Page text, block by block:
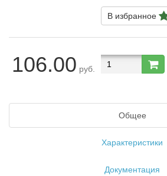
В избранное
106.00 руб.
Общее
Характеристики
Документация